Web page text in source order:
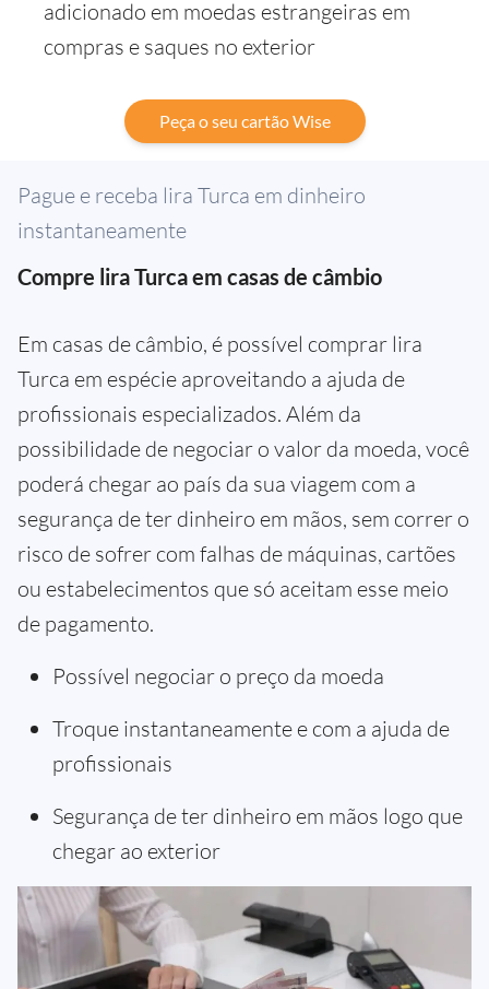
adicionado em moedas estrangeiras em
compras e saques no exterior
Peça o seu cartão Wise
Pague e receba lira Turca em dinheiro
instantaneamente
Compre lira Turca em casas de câmbio
Em casas de câmbio, é possível comprar lira
Turca em espécie aproveitando a ajuda de
profissionais especializados. Além da
possibilidade de negociar o valor da moeda, você
poderá chegar ao país da sua viagem com a
segurança de ter dinheiro em mãos, sem correr o
risco de sofrer com falhas de máquinas, cartões
ou estabelecimentos que só aceitam esse meio
de pagamento.
Possível negociar o preço da moeda
Troque instantaneamente e com a ajuda de
profissionais
Segurança de ter dinheiro em mãos logo que
chegar ao exterior